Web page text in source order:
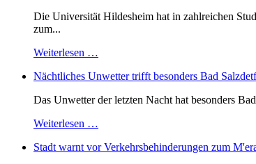
Die Universität Hildesheim hat in zahlreichen
zum...
Weiterlesen …
Nächtliches Unwetter trifft besonders Bad
Das Unwetter der letzten Nacht hat besonders
Weiterlesen …
Stadt warnt vor Verkehrsbehinderungen zum